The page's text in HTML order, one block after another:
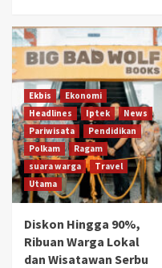
Ekbis
Ekonomi
Headlines
Iptek
News
Pariwisata
Pendidikan
Polkam
Ragam
suara warga
Travel
Utama
Diskon Hingga 90%,
Ribuan Warga Lokal
dan Wisatawan Serbu